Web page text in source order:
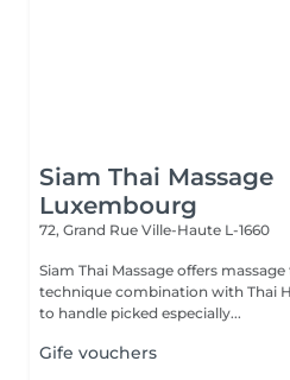
Siam Thai Massage
Luxembourg
72, Grand Rue Ville-Haute L-1660
Siam Thai Massage offers
technique combination with Thai
to handle picked especially...
Gife vouchers